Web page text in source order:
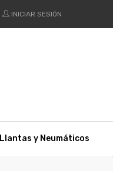
INICIAR SESIÓN
Llantas y Neumáticos